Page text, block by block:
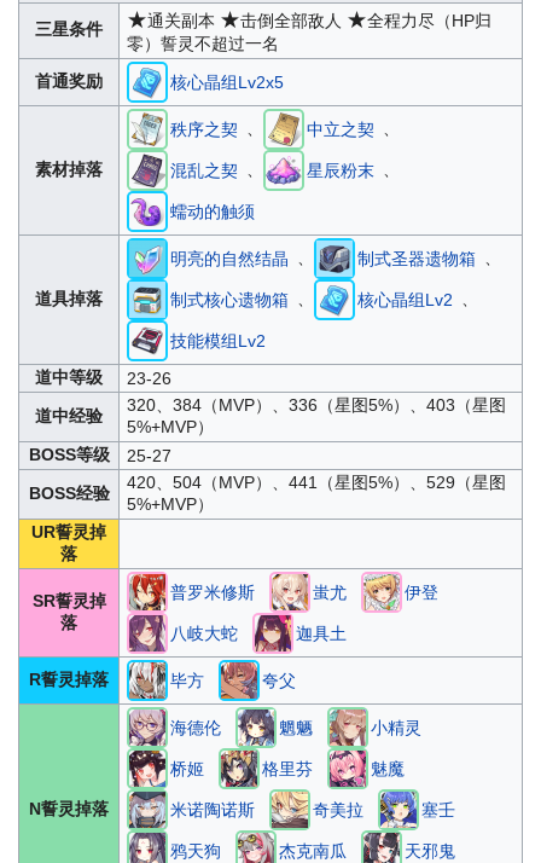
三星条件 ★通关副本 ★击倒全部敌人 ★全程力尽（HP归
零）誓灵不超过一名
首通奖励
核心晶组Lv2x5
素材掉落
秩序之契 中立之契
混乱之契 星辰粉末
蠕动的触须
道具掉落
明亮的自然结晶 制式圣器遗物箱
制式核心遗物箱 核心晶组Lv2
技能模组Lv2
道中等级
23-26
道中经验
320、384（MVP）、336（星图5%）、403（星图
5%+MVP）
BOSS等级
25-27
BOSS经验
420、504（MVP）、441（星图5%）、529（星图
5%+MVP）
UR誓灵掉
落
SR誓灵掉
落
普罗米修斯 蚩尤 伊登
八岐大蛇 迦具土
R誓灵掉落 毕方 夸父
N誓灵掉落
海德伦 魍魉 小精灵
桥姬 格里芬 魅魔
米诺陶诺斯 奇美拉 塞壬
鸦天狗 杰克南瓜 天邪鬼